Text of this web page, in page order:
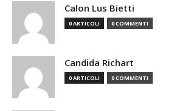
Calon Lus Bietti
0 ARTICOLI 0 COMMENTI
Candida Richart
0 ARTICOLI 0 COMMENTI